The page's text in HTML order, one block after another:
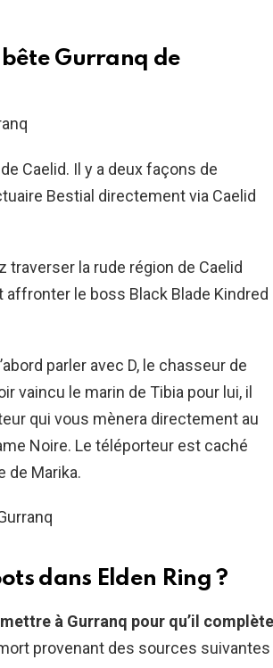
Gurranq de
Caelid. Il y a deux façons de
Bestial directement via Caelid
la rude région de Caelid
le boss Black Blade Kindred
parler avec D, le chasseur de
vaincu le marin de Tibia pour lui, il
qui vous mènera directement au
Noire. Le téléporteur est caché
de Marika.
dans Elden Ring ?
à Gurranq pour qu’il complète
provenant des sources suivantes